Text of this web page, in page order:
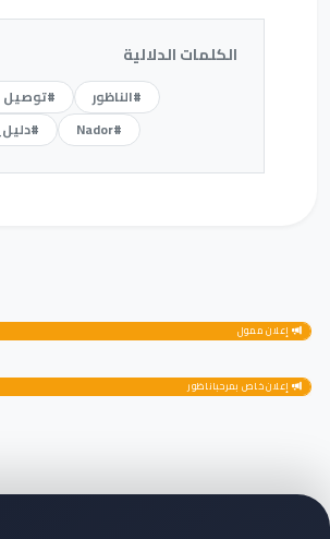
الكلمات الدلالية
#الناظور
#توصيل
#Nador
إعلان ممول
إعلان خاص بمرحباناظور